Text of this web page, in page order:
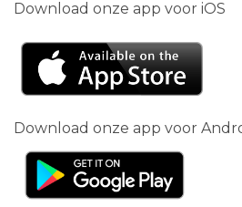
Download onze app voor iOS
Download onze app voor